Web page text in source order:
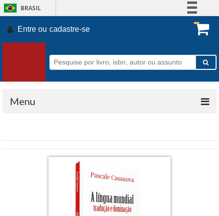
BRASIL
Participe
Acesso à informação
Legislação
Entre ou cadastre-se.
Menu